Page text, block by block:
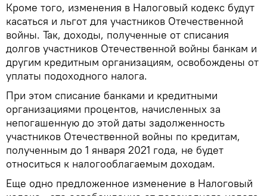
Кроме того, изменения в Налоговый кодекс будут
касаться и льгот для участников Отечественной
войны. Так, доходы, полученные от списания
долгов участников Отечественной войны банкам и
другим кредитным организациям, освобождены от
уплаты подоходного налога.
При этом списание банками и кредитными
организациями процентов, начисленных за
непогашенную до этой даты задолженность
участников Отечественной войны по кредитам,
полученным до 1 января 2021 года, не будет
относиться к налогооблагаемым доходам.
Еще одно предложенное изменение в Налоговый